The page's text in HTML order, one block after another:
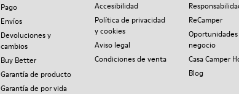
Pago
Envíos
Devoluciones y
cambios
Buy Better
Garantía de producto
Garantía de por vida
Accesibilidad
Política de privacidad
y cookies
Aviso legal
Condiciones de venta
ReCamper
negocio
Casa Camper
Blog